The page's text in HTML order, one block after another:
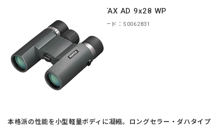
PENTAX AD 9x28 WP
商品コード：S0062831
本格派の性能を小型軽量ボディに凝縮。ロングセラー・ダハタイプ